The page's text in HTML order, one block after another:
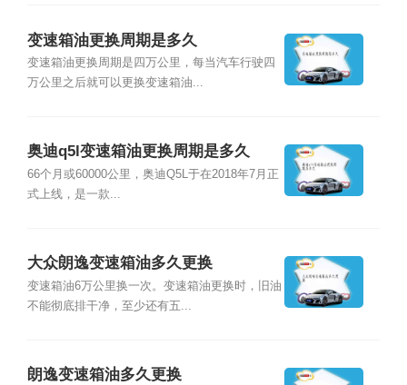
变速箱油更换周期是多久
变速箱油更换周期是四万公里，每当汽车行驶四
万公里之后就可以更换变速箱油...
奥迪q5l变速箱油更换周期是多久
66个月或60000公里，奥迪Q5L于在2018年7月正
式上线，是一款...
大众朗逸变速箱油多久更换
变速箱油6万公里换一次。变速箱油更换时，旧油
不能彻底排干净，至少还有五...
朗逸变速箱油多久更换